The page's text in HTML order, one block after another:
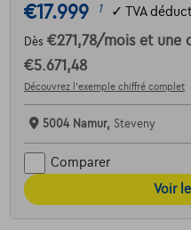
€17.999 1 ✓ TVA
Dès €271,78/mois et une
€5.671,48
Découvrez l’exemple chiffré complet
5004 Namur, Steveny
Comparer
Voir